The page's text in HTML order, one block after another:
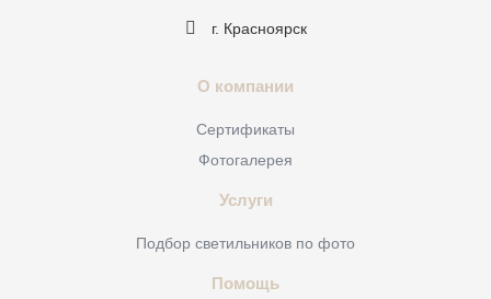
г. Красноярск
О компании
Сертификаты
Фотогалерея
Услуги
Подбор светильников по фото
Помощь